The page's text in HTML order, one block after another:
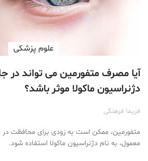
علوم پزشكی
آیا مصرف متفورمین می تواند در
دژنراسیون ماکولا موثر باشد؟
فریما فرهنگی
متفورمین، ممکن است به زودی برای محافظت در
معمول، به نام دژنراسیون ماکولا استفاده شود.